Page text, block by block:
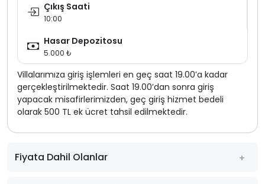
Çıkış Saati
10:00
Hasar Depozitosu
5.000 ₺
Villalarımıza giriş işlemleri en geç saat 19.00’a kadar
gerçekleştirilmektedir. Saat 19.00’dan sonra giriş
yapacak misafirlerimizden, geç giriş hizmet bedeli
olarak 500 TL ek ücret tahsil edilmektedir.
Fiyata Dahil Olanlar